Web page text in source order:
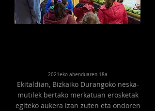
2021eko abenduaren 18a
Ekitaldian,Bizkaiko Durangoko neska-
mutilek bertako merkatuan erosketak
egiteko aukera izan zuten eta ondoren